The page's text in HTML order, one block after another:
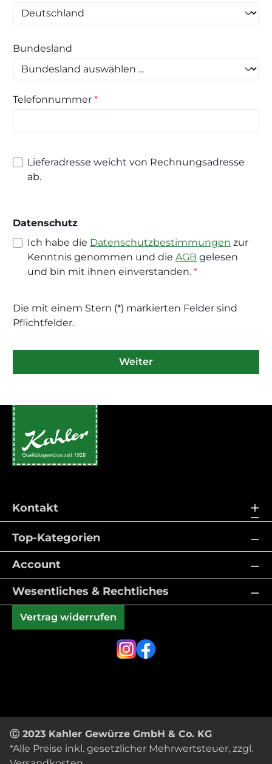
Bundesland
Telefonnummer *
Lieferadresse weicht von Rechnungsadresse
ab.
Datenschutz
Ich habe die Datenschutzbestimmungen zur
Kenntnis genommen und die AGB gelesen
und bin mit ihnen einverstanden. *
Die mit einem Stern (*) markierten Felder sind
Pflichtfelder.
Weiter
Kontakt
Top-Kategorien
Account
Wesentliches & Rechtliches
Vertrag widerrufen
Ⓒ 2023 Kahler Gewürze GmbH & Co. KG
*Alle Preise inkl. gesetzlicher Mehrwertsteuer, zzgl.